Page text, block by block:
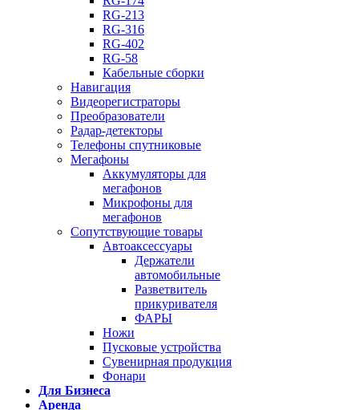
RG-213
RG-316
RG-402
RG-58
Кабельные сборки
Навигация
Видеорегистраторы
Преобразователи
Радар-детекторы
Телефоны спутниковые
Мегафоны
Аккумуляторы для
мегафонов
Микрофоны для
мегафонов
Сопутствующие товары
Автоаксессуары
Держатели
автомобильные
Разветвитель
прикуривателя
ФАРЫ
Ножи
Пусковые устройства
Сувенирная продукция
Фонари
Для Бизнеса
Аренда